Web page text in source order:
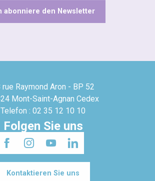
abonniere den Newsletter
rue Raymond Aron - BP 52
Mont-Saint-Agnan Cedex
Telefon : 02 35 12 10 10
Folgen Sie uns
Kontaktieren Sie uns